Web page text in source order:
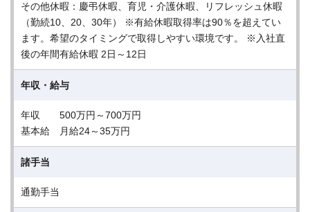
その他休暇：慶弔休暇、育児・介護休暇、リフレッシュ休暇
（勤続10、20、30年） ※有給休暇取得率は90％を超えてい
ます。希望のタイミングで取得しやすい環境です。 ※入社直
後の年間有給休暇 2日～12日
年収・給与
年収 500万円～700万円
基本給 月給24～35万円
諸手当
通勤手当